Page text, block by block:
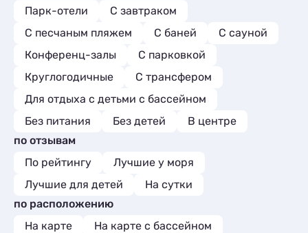
Парк-отели
С завтраком
С песчаным пляжем
С баней
С сауной
Конференц-залы
С парковкой
Круглогодичные
С трансфером
Для отдыха с детьми с бассейном
Без питания
Без детей
В центре
по отзывам
По рейтингу
Лучшие у моря
Лучшие для детей
На сутки
по расположению
На карте
На карте с бассейном